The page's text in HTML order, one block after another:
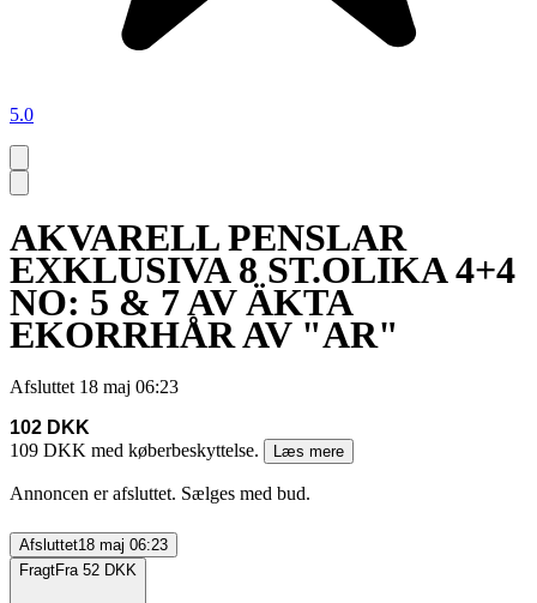
5.0
AKVARELL PENSLAR
EXKLUSIVA 8 ST.OLIKA 4+4
NO: 5 & 7 AV ÄKTA
EKORRHÅR AV "AR"
Afsluttet 18 maj 06:23
102 DKK
109 DKK med køberbeskyttelse.
Læs mere
Annoncen er afsluttet. Sælges med bud.
Afsluttet18 maj 06:23
FragtFra 52 DKK